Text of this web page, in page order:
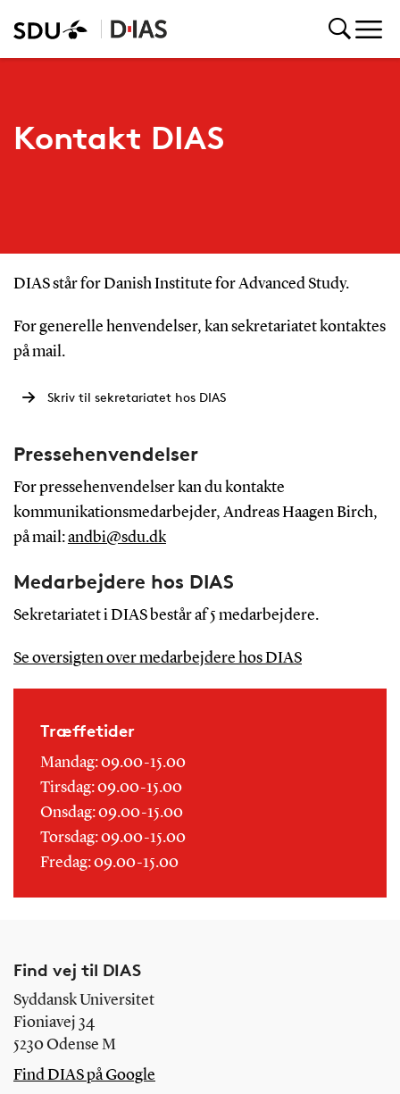
Kontakt DIAS
DIAS står for Danish Institute for Advanced Study.
For generelle henvendelser, kan sekretariatet kontaktes
på mail.
Skriv til sekretariatet hos DIAS
Pressehenvendelser
For pressehenvendelser kan du kontakte
kommunikationsmedarbejder, Andreas Haagen Birch,
på mail:andbi@sdu.dk
Medarbejdere hos DIAS
Sekretariatet i DIAS består af 5 medarbejdere.
Se oversigten over medarbejdere hos DIAS
Træffetider
Mandag: 09.00-15.00
Tirsdag: 09.00-15.00
Onsdag: 09.00-15.00
Torsdag: 09.00-15.00
Fredag: 09.00-15.00
Find vej til DIAS
Syddansk Universitet
Fioniavej 34
5230 Odense M
Find DIAS på Google